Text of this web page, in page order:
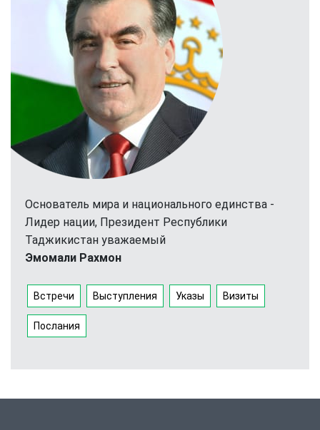
Основатель мира и национального единства -
Лидер нации, Президент Республики
Таджикистан уважаемый
Эмомали Рахмон
Встречи Выступления Указы Визиты
Послания